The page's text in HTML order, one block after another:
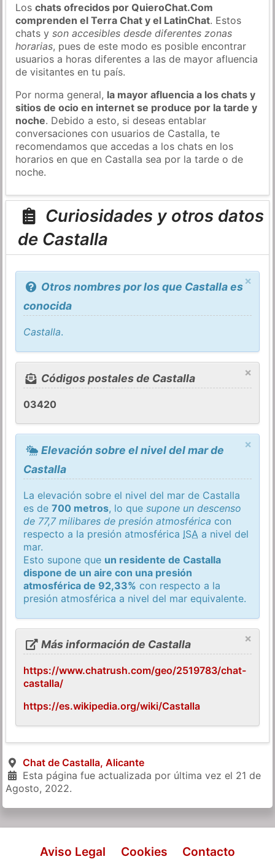
Loschats ofrecidos por QuieroChat.Com
comprenden el Terra Chat y el LatinChat. Estos
chats yson accesibles desde diferentes zonas
horarias, pues de este modo es posible encontrar
usuarios a horas diferentes a las de mayor afluencia
de visitantes en tu país.
Por norma general, la mayor afluencia a los chats y
sitios de ocio en internet se produce por la tarde y
noche. Debido a esto, si deseas entablar
conversaciones con usuarios de Castalla, te
recomendamos que accedas a los chats en los
horarios en que en Castalla sea por la tarde o de
noche.
Curiosidades y otros datos
de Castalla
×
Otros nombres por los que Castalla es
conocida
Castalla.
×
Códigos postales de Castalla
03420
×
Elevación sobre el nivel del mar de
Castalla
La elevación sobre el nivel del mar de Castalla
es de700 metros, lo quesupone un descenso
de 77,7 milibares de presión atmosférica con
respecto a la presión atmosférica ISA a nivel del
mar.
Esto supone que un residente de Castalla
dispone de un aire con una presión
atmosférica de 92,33% con respecto a la
presión atmosférica a nivel del mar equivalente.
×
Más información de Castalla
https://www.chatrush.com/geo/2519783/chat-
castalla/
https://es.wikipedia.org/wiki/Castalla
Chat de Castalla, Alicante
Esta página fue actualizada por última vez el 21 de
Agosto, 2022.
Aviso Legal Cookies Contacto